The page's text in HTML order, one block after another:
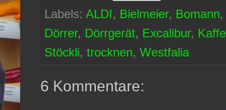
Labels: ALDI, Bielmeier, Bomann
Dörrer, Dörrgerät, Excalibur,
Stöckli, trocknen, Westfalia
6 Kommentare: